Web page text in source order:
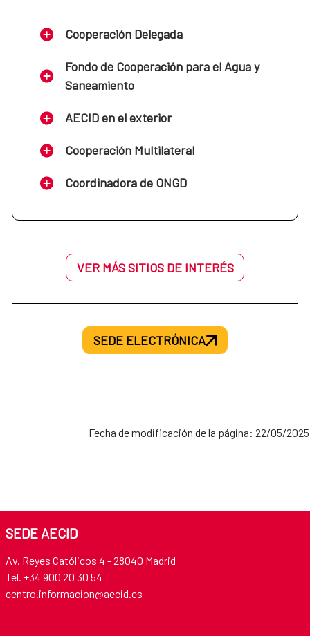
Cooperación Delegada
Fondo de Cooperación para el Agua y
Saneamiento
AECID en el exterior
Cooperación Multilateral
Coordinadora de ONGD
VER MÁS SITIOS DE INTERÉS
SEDE ELECTRÓNICA
Fecha de modificación de la página: 22/05/2025
SEDE AECID
Av. Reyes Católicos 4 - 28040 Madrid
Tel. +34 900 20 30 54​​​​​​​
centro.informacion@aecid.es